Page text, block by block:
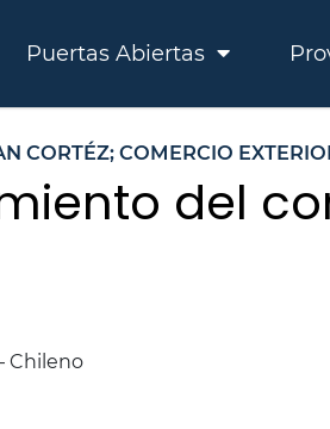
Puertas Abiertas
CORTÉZ; COMERCIO
del